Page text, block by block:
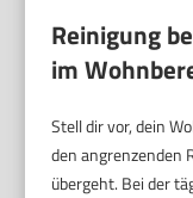
Reinigung
im
Stell dir vor, dein
den angrenzenden
übergeht. Bei der